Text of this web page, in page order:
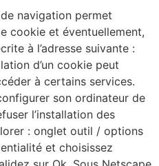
navigation permet
cookie et éventuellement,
à l’adresse suivante :
d’un cookie peut
à certains services.
son ordinateur de
l’installation des
: onglet outil / options
et choisissez